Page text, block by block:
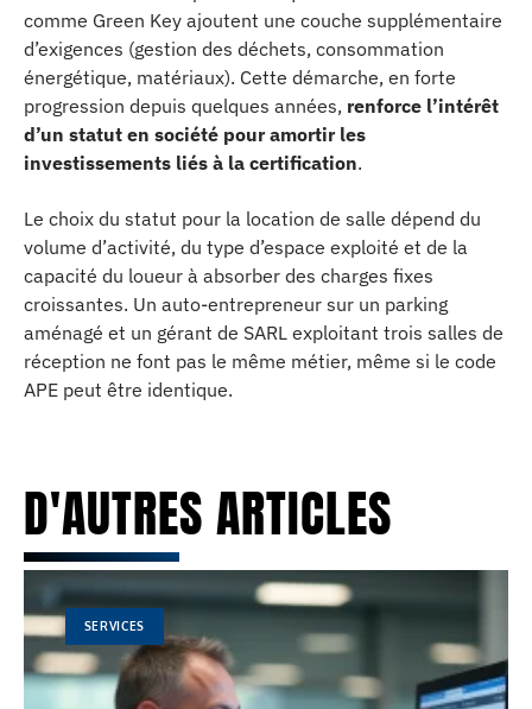
comme Green Key ajoutent une couche supplémentaire
d’exigences (gestion des déchets, consommation
énergétique, matériaux). Cette démarche, en forte
progression depuis quelques années, renforce l’intérêt
d’un statut en société pour amortir les
investissements liés à la certification.
Le choix du statut pour la location de salle dépend du
volume d’activité, du type d’espace exploité et de la
capacité du loueur à absorber des charges fixes
croissantes. Un auto-entrepreneur sur un parking
aménagé et un gérant de SARL exploitant trois salles de
réception ne font pas le même métier, même si le code
APE peut être identique.
D'AUTRES ARTICLES
SERVICES